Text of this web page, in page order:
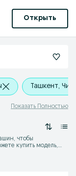
Открыть
Ташкент,
Показать Полностью
чтобы
купить модель,
цены и
решение,